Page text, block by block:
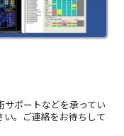
サポートなどを承ってい
い。ご連絡をお待ちして